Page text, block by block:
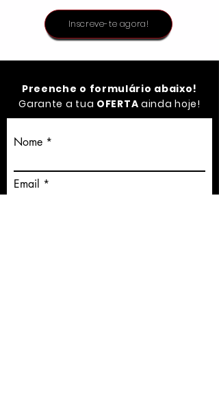
Inscreve-te agora!
Preenche o formulário abaixo!
Garante a tua OFERTA ainda hoje!
Nome
Email